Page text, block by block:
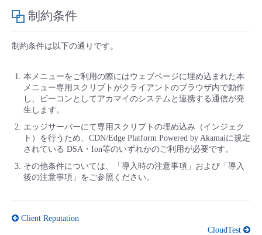
制約条件
制約条件は以下の通りです。
本メニューをご利用の際にはウェブページに埋め込まれた本
メニュー専用スクリプトがクライアントのブラウザ内で動作
し、ビーコンとしてアカマイのシステムと連携する通信が発
生します。
エッジサーバーにて専用スクリプトの埋め込み（インジェク
ト）を行うため、CDN/Edge Platform Powered by Akamaiに規定
されている DSA・Ion等のいずれかのご利用が必要です。
その他条件については、「導入時の注意事項」および「導入
後の注意事項」をご参照ください。
Client Reputation
CloudTest